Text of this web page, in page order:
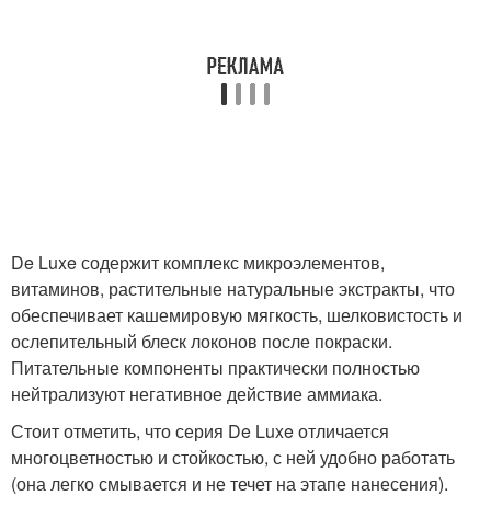
De Luxe содержит комплекс микроэлементов,
витаминов, растительные натуральные экстракты, что
обеспечивает кашемировую мягкость, шелковистость и
ослепительный блеск локонов после покраски.
Питательные компоненты практически полностью
нейтрализуют негативное действие аммиака.
Стоит отметить, что серия De Luxe отличается
многоцветностью и стойкостью, с ней удобно работать
(она легко смывается и не течет на этапе нанесения).